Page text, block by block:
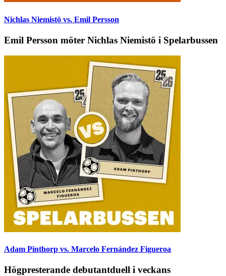
Nichlas Niemistö vs. Emil Persson
Emil Persson möter Nichlas Niemistö i Spelarbussen
Adam Pinthorp vs. Marcelo Fernández Figueroa
Högpresterande debutantduell i veckans